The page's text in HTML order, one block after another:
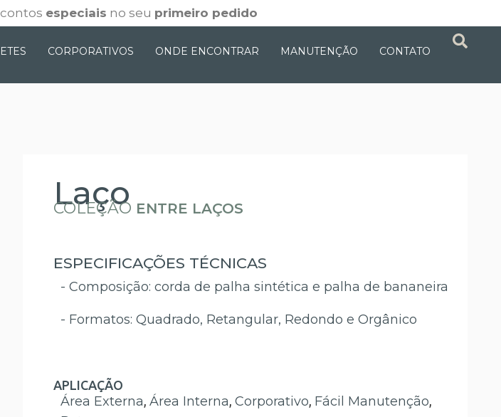
especiais no seu primeiro pedido
CORPORATIVOS ONDE ENCONTRAR MANUTENÇÃO CONTATO
Laço
COLEÇÃO ENTRE LAÇOS
ESPECIFICAÇÕES TÉCNICAS
- Composição: corda de palha sintética e palha de bananeira
- Formatos: Quadrado, Retangular, Redondo e Orgânico
APLICAÇÃO
Área Externa Área Interna Corporativo Fácil Manutenção